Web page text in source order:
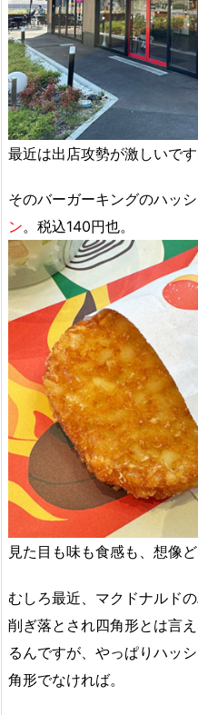
最近は出店攻勢が激しいです
そのバーガーキングのハッ
ン。税込140円也。
見た目も味も食感も、想像
むしろ最近、マクドナルド
削ぎ落とされ四角形とは言
るんですが、やっぱりハッ
角形でなければ。